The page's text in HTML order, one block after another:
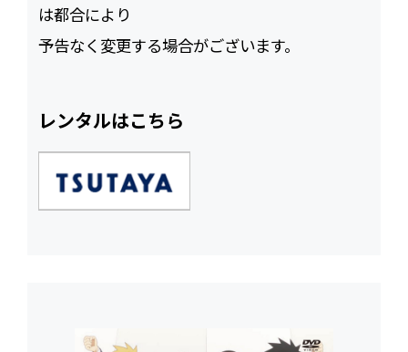
は都合により
予告なく変更する場合がございます。
レンタルはこちら